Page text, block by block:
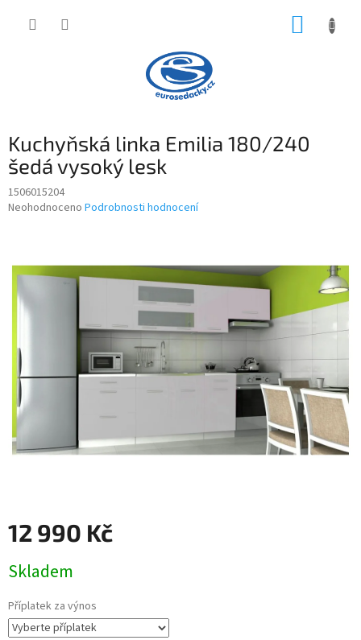
Kuchyňská linka Emilia 180/240
šedá vysoký lesk
1506015204
Průměrné
0,0
hvězdiček.
Neohodnoceno Podrobnosti hodnocení
12 990 Kč
cena:
Skladem
Příplatek za výnos